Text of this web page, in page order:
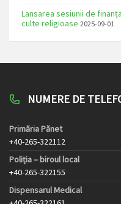
Lansarea sesiunii de
culte religioase 2025-09-01
NUMERE DE
Primăria Pănet
+40-265-322112
Poliția – biroul local
+40-265-322155
Dispensarul Medical